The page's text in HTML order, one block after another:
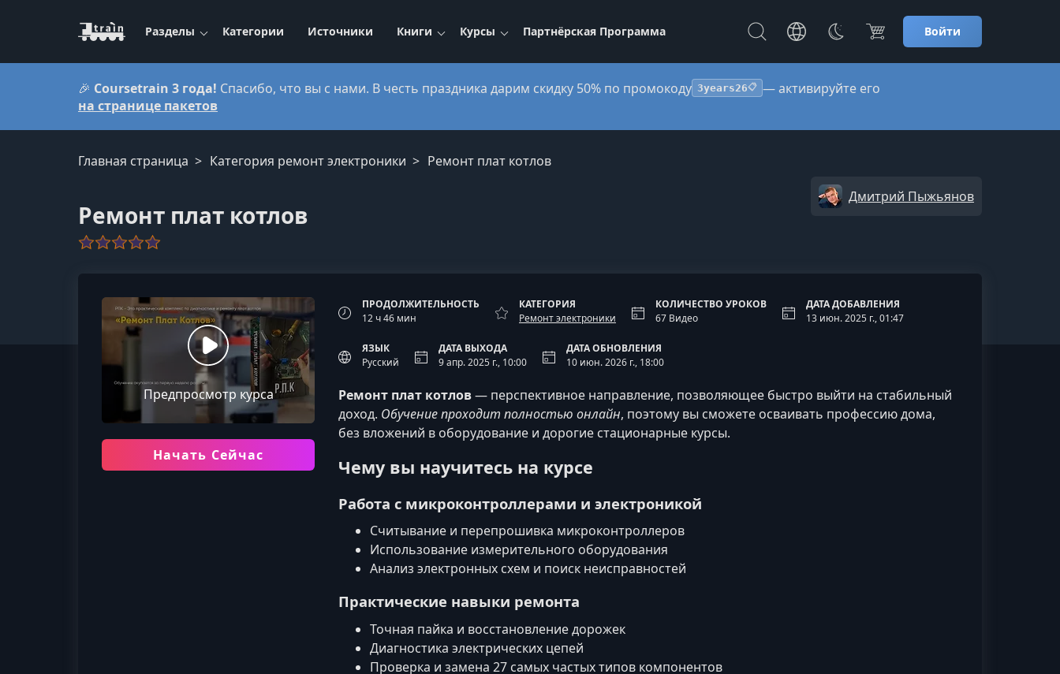
Разделы Категории Источники Книги Курсы Партнёрская Программа Войти
🎉 Coursetrain 3 года! Спасибо, что вы с нами. В честь праздника дарим скидку 50% по промокоду 3years26📋 — активируйте его
на странице пакетов
Главная страница Категория ремонт электроники Ремонт плат котлов
Ремонт плат котлов
Дмитрий Пыжьянов
Предпросмотр курса
Начать Сейчас
ПРОДОЛЖИТЕЛЬНОСТЬ
12 ч 46 мин
КАТЕГОРИЯ
Ремонт электроники
КОЛИЧЕСТВО УРОКОВ
67 Видео
ДАТА ДОБАВЛЕНИЯ
13 июн. 2025 г., 01:47
ЯЗЫК
Русский
ДАТА ВЫХОДА
9 апр. 2025 г., 10:00
ДАТА ОБНОВЛЕНИЯ
10 июн. 2026 г., 18:00
Ремонт плат котлов— перспективное направление, позволяющее быстро выйти на стабильный
доход. Обучение проходит полностью онлайн, поэтому вы сможете осваивать профессию дома,
без вложений в оборудование и дорогие стационарные курсы.
Чему вы научитесь на курсе
Работа с микроконтроллерами и электроникой
Считывание и перепрошивка микроконтроллеров
Использование измерительного оборудования
Анализ электронных схем и поиск неисправностей
Практические навыки ремонта
Точная пайка и восстановление дорожек
Диагностика электрических цепей
Проверка и замена 27 самых частых типов компонентов